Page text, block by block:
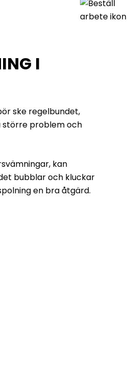
I
ske regelbundet,
större problem och
kan
bubblar och kluckar
en bra åtgärd.